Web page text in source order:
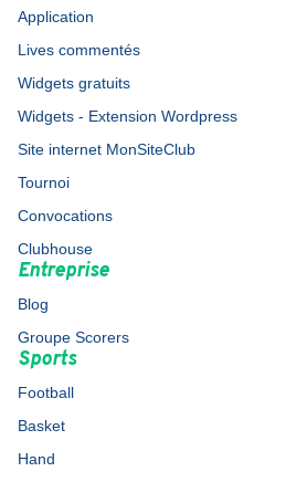
Application
Lives commentés
Widgets gratuits
Widgets - Extension Wordpress
Site internet MonSiteClub
Tournoi
Convocations
Clubhouse
Entreprise
Blog
Groupe Scorers
Sports
Football
Basket
Hand